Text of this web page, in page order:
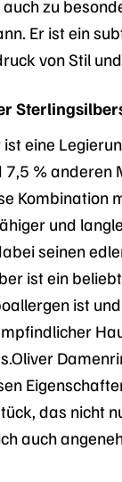
zu
Er ist ein
von Stil
eine
7,5 % anderen
Kombination
und
seinen
ist ein
ist
das nicht
auch